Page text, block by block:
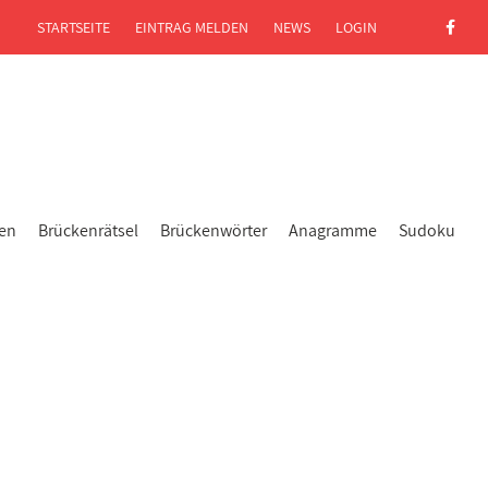
Brückenrätsel Brückenwörter Anagramme Sudoku
STARTSEITE EINTRAG MELDEN NEWS LOGIN